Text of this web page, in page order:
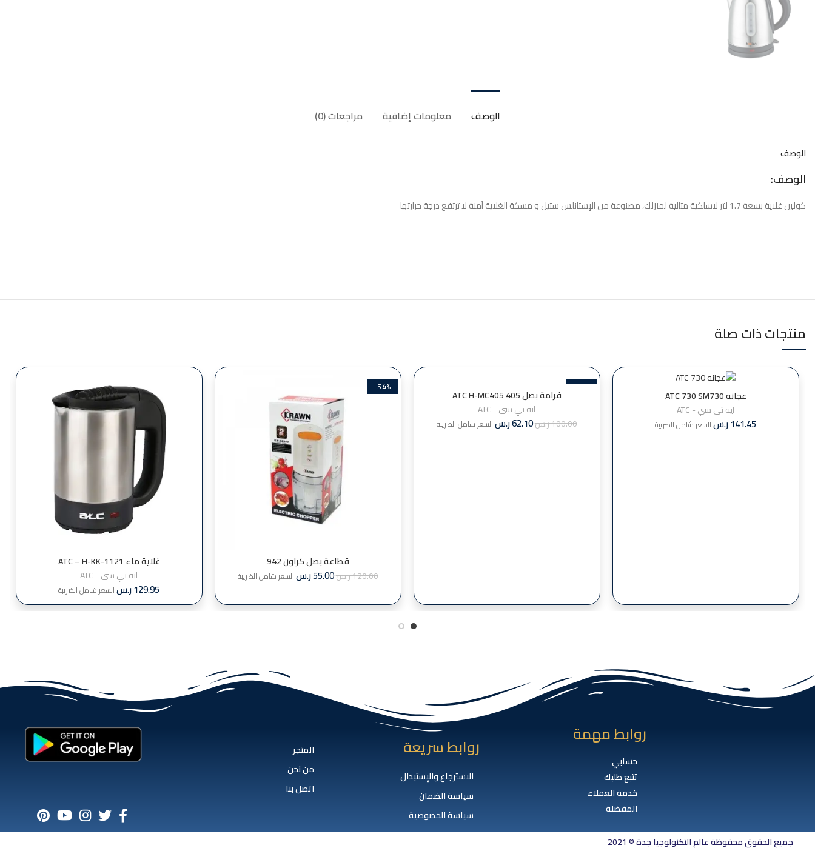
الوصف معلومات إضافية مراجعات (0)
الوصف
الوصف:
كولين غلاية بسعة 1.7 لتر لاسلكية مثالية لمنزلك، مصنوعة من الإستانلس ستيل و مسكة الغلاية آمنة لا ترتفع درجة حرارتها
منتجات ذات صلة
عجانه ATC 730 SM730
ايه تي سي - ATC
141.45ر.سالسعر شامل الضريبة
-38%
فرامة بصل 405 ATC H-MC405
ايه تي سي - ATC
100.00ر.س62.10ر.سالسعر شامل الضريبة
-54%
قطاعة بصل كراون 942
120.00ر.س55.00ر.سالسعر شامل الضريبة
غلاية ماء ATC – H-KK-1121
ايه تي سي - ATC
129.95ر.سالسعر شامل الضريبة
روابط مهمة
حسابي
تتبع طلبك
خدمة العملاء
المفضلة
روابط سريعة
الاسترجاع والإستبدال
سياسة الضمان
سياسة الخصوصية
المتجر
من نحن
اتصل بنا
جميع الحقوق محفوظة عالم التكنولوجيا جدة © 2021